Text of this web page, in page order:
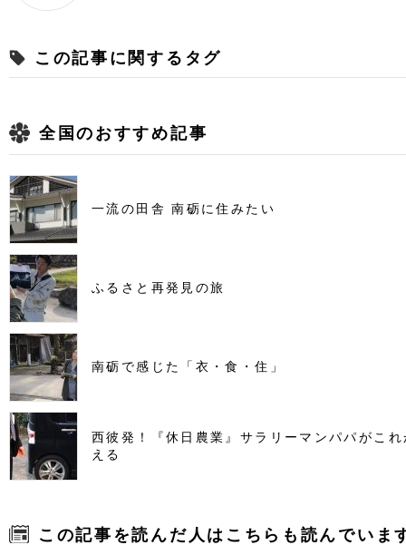
この記事に関するタグ
全国のおすすめ記事
一流の田舎 南砺に住みたい
ふるさと再発見の旅
南砺で感じた「衣・食・住」
西彼発！『休日農業』サラリーマンパパがこ
える
この記事を読んだ人はこちらも読んでいま